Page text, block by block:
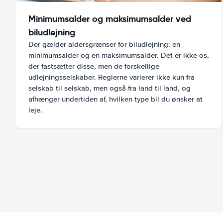
Minimumsalder og maksimumsalder ved
biludlejning
Der gælder aldersgrænser for biludlejning: en
minimumsalder og en maksimumsalder. Det er ikke os,
der fastsætter disse, men de forskellige
udlejningsselskaber. Reglerne varierer ikke kun fra
selskab til selskab, men også fra land til land, og
afhænger undertiden af, hvilken type bil du ønsker at
leje.